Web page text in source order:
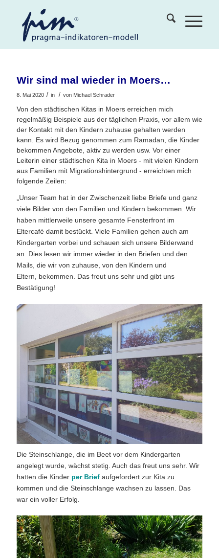
Wir sind mal wieder in Moers…
8. Mai 2020 / in / von Michael Schrader
Von den städtischen Kitas in Moers erreichen mich
regelmäßig Beispiele aus der täglichen Praxis, vor allem wie
der Kontakt mit den Kindern zuhause gehalten werden
kann. Es wird Bezug genommen zum Ramadan, die Kinder
bekommen Angebote, aktiv zu werden usw. Vor einer
Leiterin einer städtischen Kita in Moers - mit vielen Kindern
aus Familien mit Migrationshintergrund - erreichten mich
folgende Zeilen:
„Unser Team hat in der Zwischenzeit liebe Briefe und ganz
viele Bilder von den Familien und Kindern bekommen. Wir
haben mittlerweile unsere gesamte Fensterfront im
Eltercafé damit bestückt. Viele Familien gehen auch am
Kindergarten vorbei und schauen sich unsere Bilderwand
an. Dies lesen wir immer wieder in den Briefen und den
Mails, die wir von zuhause, von den Kindern und
Eltern, bekommen. Das freut uns sehr und gibt uns
Bestätigung!
Die Steinschlange, die im Beet vor dem Kindergarten
angelegt wurde, wächst stetig. Auch das freut uns sehr. Wir
hatten die Kinder per Briefaufgefordert zur Kita zu
kommen und die Steinschlange wachsen zu lassen. Das
war ein voller Erfolg.